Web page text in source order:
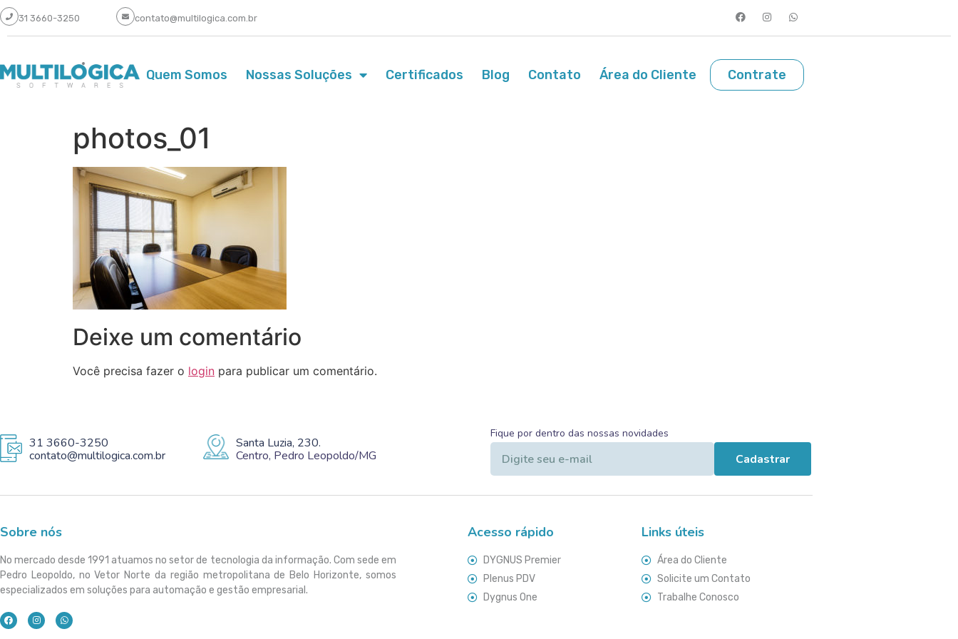
31 3660-3250 contato@multilogica.com.br
Quem Somos Nossas Soluções Certificados Blog Contato Área do Cliente Contrate
photos_01
Deixe um comentário
Você precisa fazer o login para publicar um comentário.
31 3660-3250
contato@multilogica.com.br
Santa Luzia, 230.
Centro, Pedro Leopoldo/MG
Fique por dentro das nossas novidades
Cadastrar
Sobre nós
No mercado desde 1991 atuamos no setor de tecnologia da informação. Com sede em
Pedro Leopoldo, no Vetor Norte da região metropolitana de Belo Horizonte, somos
especializados em soluções para automação e gestão empresarial.
Acesso rápido
DYGNUS Premier
Plenus PDV
Dygnus One
Links úteis
Área do Cliente
Solicite um Contato
Trabalhe Conosco